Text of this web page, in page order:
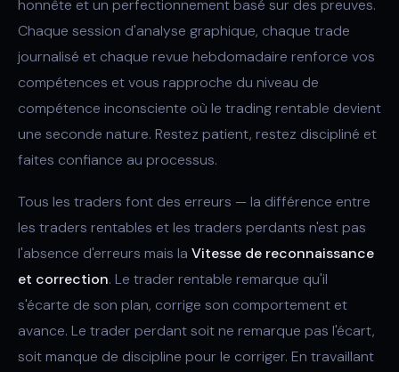
honnête et un perfectionnement basé sur des preuves.
Chaque session d'analyse graphique, chaque trade
journalisé et chaque revue hebdomadaire renforce vos
compétences et vous rapproche du niveau de
compétence inconsciente où le trading rentable devient
une seconde nature. Restez patient, restez discipliné et
faites confiance au processus.
Tous les traders font des erreurs — la différence entre
les traders rentables et les traders perdants n'est pas
l'absence d'erreurs mais la Vitesse de reconnaissance
et correction. Le trader rentable remarque qu'il
s'écarte de son plan, corrige son comportement et
avance. Le trader perdant soit ne remarque pas l'écart,
soit manque de discipline pour le corriger. En travaillant